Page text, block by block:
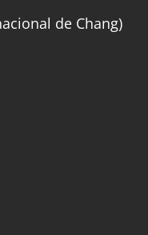
de Chang)